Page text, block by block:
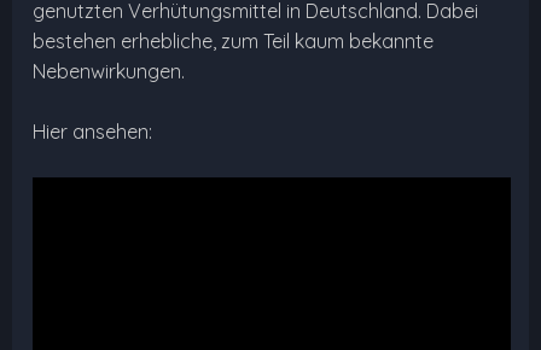
genutzten Verhütungsmittel in Deutschland. Dabei
bestehen erhebliche, zum Teil kaum bekannte
Nebenwirkungen.
Hier ansehen: